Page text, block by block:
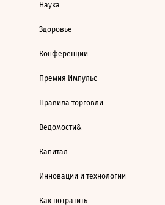
Наука
Здоровье
Конференции
Премия Импульс
Правила торговли
Ведомости&
Капитал
Инновации и технологии
Как потратить